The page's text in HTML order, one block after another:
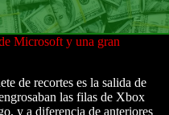
Microsoft y una gran
de recortes es la salida de
las filas de Xbox
y a diferencia de anteriores